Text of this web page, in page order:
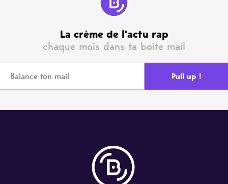
La crème de l'actu rap
chaque mois dans ta boite mail